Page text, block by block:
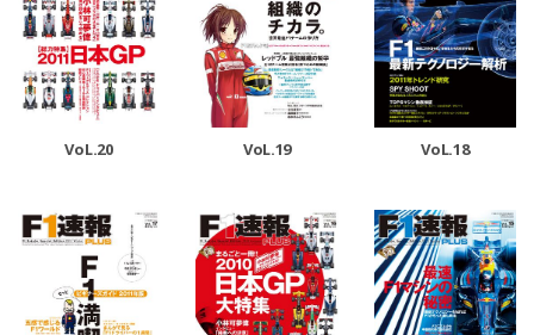
VoL.20 VoL.19 VoL.18